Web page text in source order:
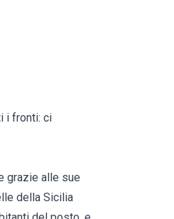
i fronti: ci
grazie alle sue
della Sicilia